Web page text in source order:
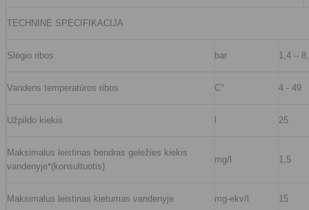
TECHNINĖ SPECIFIKACIJA
Slėgio ribos bar 1,4 –
Vandens temperatūros ribos C° 4 - 49
Užpildo kiekis 25
Maksimalus leistinas bendras geležies kiekis
vandenyje*(konsultuotis)
mg/l 1,5
Maksimalus leistinas kietumas vandenyje mg-ekv/l 15